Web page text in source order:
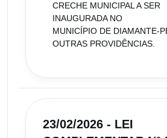
CRECHE MUNICIPAL A SER
INAUGURADA NO
MUNICÍPIO DE DIAMANTE-
OUTRAS PROVIDÊNCIAS.
23/02/2026 - LEI